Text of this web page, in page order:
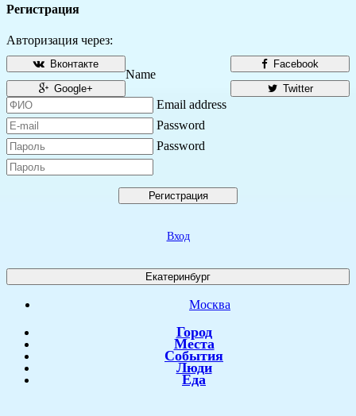
Регистрация
Авторизация через:
Facebook
Вконтакте
Twitter
Google+
Name
Email address
Password
Password
Регистрация
Вход
Екатеринбург
Москва
Город
Места
События
Люди
Еда